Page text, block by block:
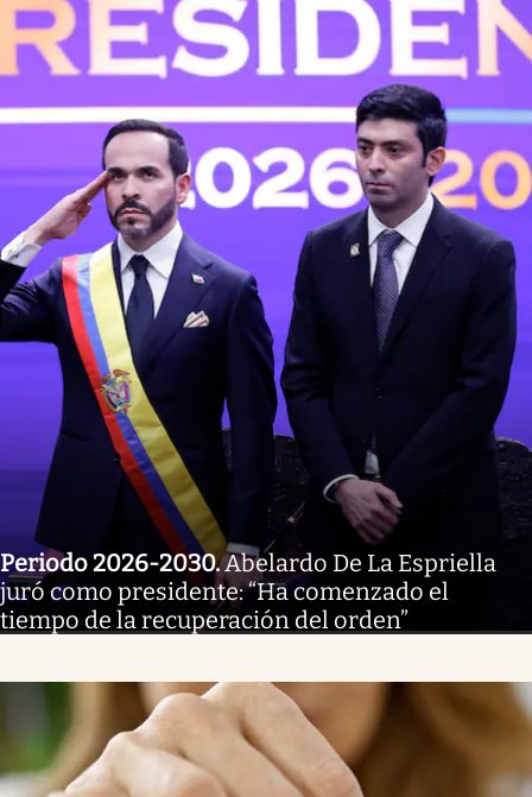
Periodo 2026-2030.Abelardo De La Espriella
juró como presidente: “Ha comenzado el
tiempo de la recuperación del orden”